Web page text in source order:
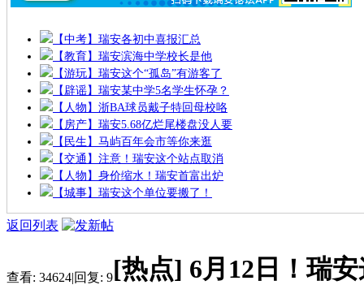
【中考】瑞安各初中喜报汇总
【教育】瑞安滨海中学校长是他
【游玩】瑞安这个“孤岛”有游客了
【辟谣】瑞安某中学5名学生怀孕？
【人物】浙BA球员戴子特回母校咯
【房产】瑞安5.68亿烂尾楼盘没人要
【民生】马屿百年会市等你来逛
【交通】注意！瑞安这个站点取消
【人物】身价缩水！瑞安首富出炉
【城事】瑞安这个单位要搬了！
返回列表
查看: 34624|回复: 9[热点] 6月12日！瑞